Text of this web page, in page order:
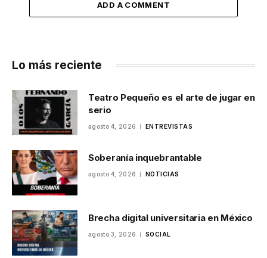
ADD A COMMENT
Lo más reciente
Teatro Pequeño es el arte de jugar en
serio
agosto 4, 2026 ENTREVISTAS
Soberanía inquebrantable
agosto 4, 2026 NOTICIAS
Brecha digital universitaria en México
agosto 3, 2026 SOCIAL